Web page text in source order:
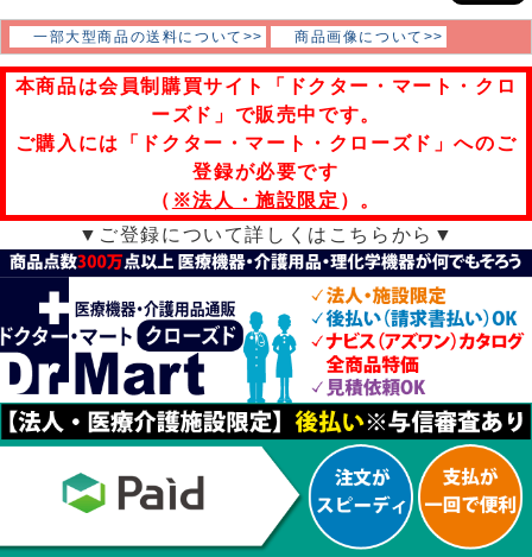
一部大型商品の送料について>> 商品画像について>>
本商品は会員制購買サイト「ドクター・マート・クロ
ーズド」で販売中です。
ご購入には「ドクター・マート・クローズド」へのご
登録が必要です
（ ※法人・施設限定 ）。
▼ご登録について詳しくはこちらから▼